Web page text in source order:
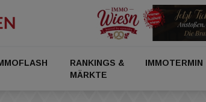
RANKINGS &
MÄRKTE
IMMOTERMIN